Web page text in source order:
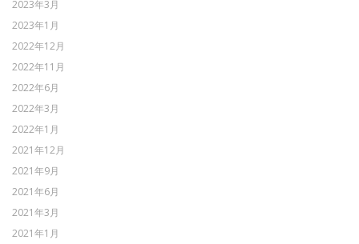
2023年3月
2023年1月
2022年12月
2022年11月
2022年6月
2022年3月
2022年1月
2021年12月
2021年9月
2021年6月
2021年3月
2021年1月